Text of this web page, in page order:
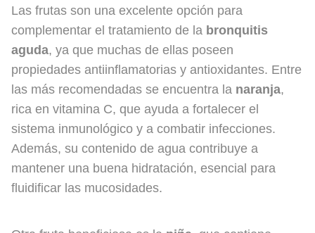
Las frutas son una excelente opción para
complementar el tratamiento de la bronquitis
aguda, ya que muchas de ellas poseen
propiedades antiinflamatorias y antioxidantes. Entre
las más recomendadas se encuentra la naranja,
rica en vitamina C, que ayuda a fortalecer el
sistema inmunológico y a combatir infecciones.
Además, su contenido de agua contribuye a
mantener una buena hidratación, esencial para
fluidificar las mucosidades.